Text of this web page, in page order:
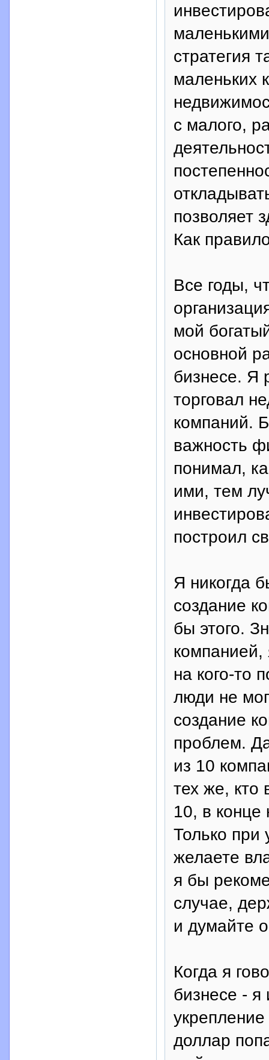
стратегия
маленьких
с малого,
позволяет
Как
Все годы,
мой
основной
бизнесе. Я
торговал
компаний.
важность
понимал,
ими, тем
построил
Я никогда
создание
бы этого.
компанией,
на кого-то
люди не
создание
проблем.
из 10
тех же, кто
10, в конце
Только при
желаете
я бы
случае,
и думайте
Когда я
бизнесе - я
доллар